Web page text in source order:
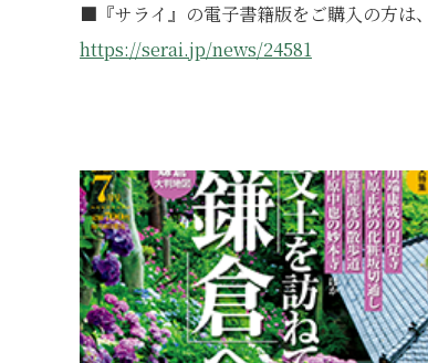
■『サライ』の電子書籍版をご購入の方は
https://serai.jp/news/24581